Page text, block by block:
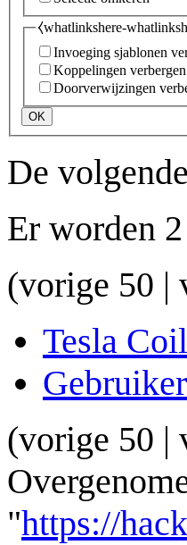
⧼whatlinkshere-
Invoeging sjablonen
Koppelingen verbergen
Doorverwijzingen
OK
De
Er worden
(vorige 50 |
Tesla Coil
(vorige 50 |
"https://